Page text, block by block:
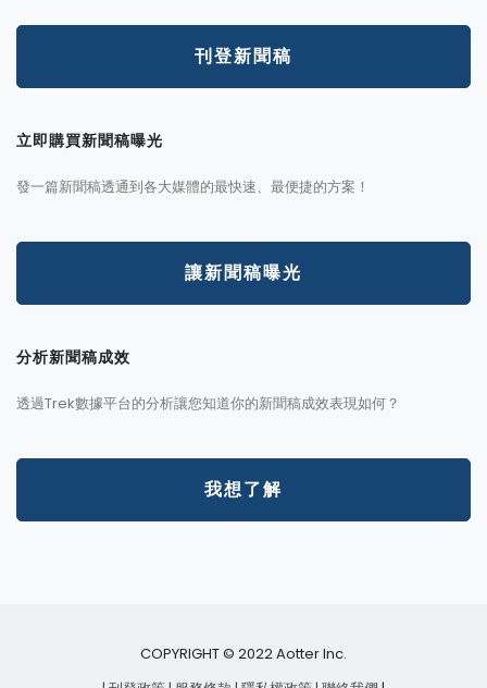
刊登新聞稿
立即購買新聞稿曝光
發一篇新聞稿透通到各大媒體的最快速、最便捷的方案！
讓新聞稿曝光
分析新聞稿成效
透過Trek數據平台的分析讓您知道你的新聞稿成效表現如何？
我想了解
COPYRIGHT © 2022 Aotter Inc.